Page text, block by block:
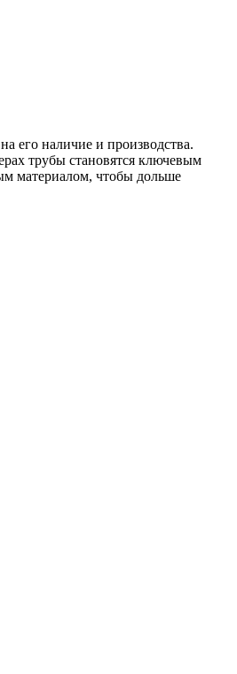
его наличие и производства.
трубы становятся ключевым
материалом, чтобы дольше